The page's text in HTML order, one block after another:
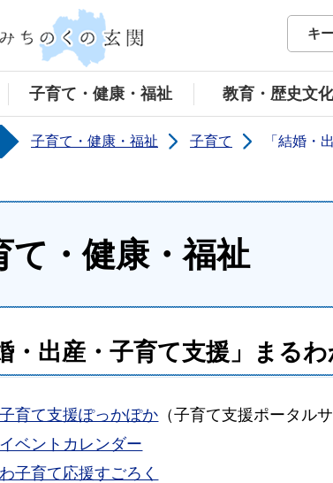
白河市公式ホームページ
キ
子育て・健康・福祉 教育・歴史文
子育て・健康・福祉 子育て 「結婚・
て・健康・福祉
・出産・子育て支援」まる
育て支援ぽっかぽか （子育て支援ポータルサ
ベントカレンダー
子育て応援すごろく